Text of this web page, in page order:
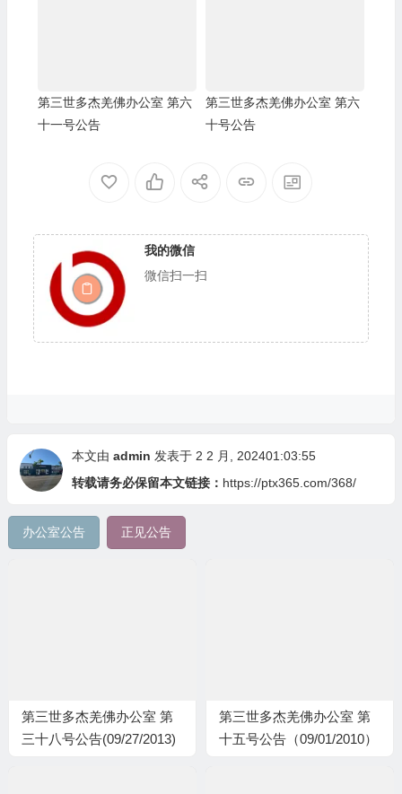
第三世多杰羌佛办公室 第六
十一号公告
第三世多杰羌佛办公室 第六
十号公告
我的微信
微信扫一扫
本文由 admin 发表于 2 2 月, 202401:03:55
转载请务必保留本文链接： https://ptx365.com/368/
办公室公告 正见公告
第三世多杰羌佛办公室 第
三十八号公告(09/27/2013)
第三世多杰羌佛办公室 第
十五号公告（09/01/2010）